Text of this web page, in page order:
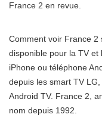
France 2 en revue.
Comment voir France
disponible pour la TV
iPhone ou téléphone
depuis les smart TV
Android TV. France 2,
nom depuis 1992.